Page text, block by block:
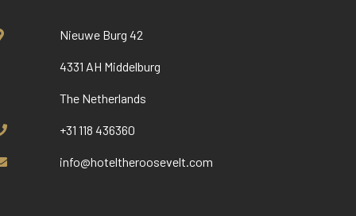
Nieuwe Burg 42
4331 AH Middelburg
The Netherlands
+31 118 436360
info@hoteltheroosevelt.com